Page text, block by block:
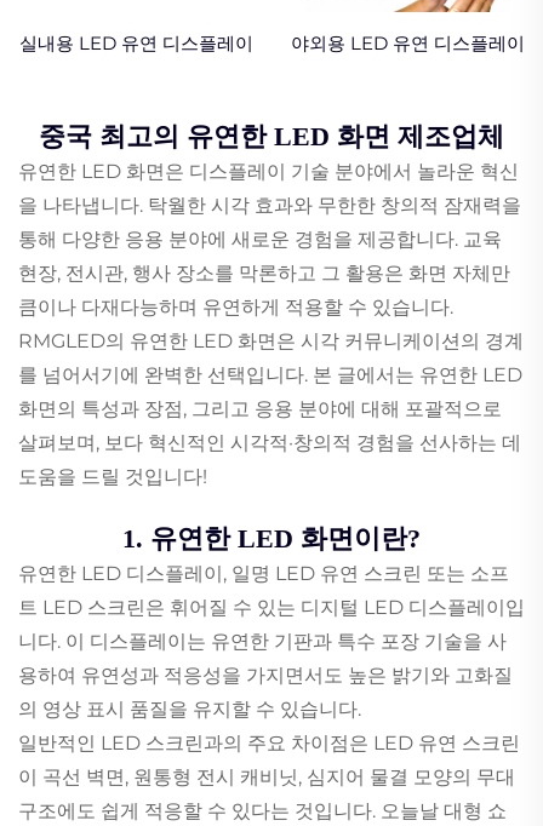
실내용 LED 유연 디스플레이 야외용 LED 유연 디스플레이
중국 최고의 유연한 LED 화면 제조업체
유연한 LED 화면은 디스플레이 기술 분야에서 놀라운 혁신
을 나타냅니다. 탁월한 시각 효과와 무한한 창의적 잠재력을
통해 다양한 응용 분야에 새로운 경험을 제공합니다. 교육
현장, 전시관, 행사 장소를 막론하고 그 활용은 화면 자체만
큼이나 다재다능하며 유연하게 적용할 수 있습니다.
RMGLED의 유연한 LED 화면은 시각 커뮤니케이션의 경계
를 넘어서기에 완벽한 선택입니다. 본 글에서는 유연한 LED
화면의 특성과 장점, 그리고 응용 분야에 대해 포괄적으로
살펴보며, 보다 혁신적인 시각적·창의적 경험을 선사하는 데
도움을 드릴 것입니다!
1. 유연한 LED 화면이란?
유연한 LED 디스플레이, 일명 LED 유연 스크린 또는 소프
트 LED 스크린은 휘어질 수 있는 디지털 LED 디스플레이입
니다. 이 디스플레이는 유연한 기판과 특수 포장 기술을 사
용하여 유연성과 적응성을 가지면서도 높은 밝기와 고화질
의 영상 표시 품질을 유지할 수 있습니다.
일반적인 LED 스크린과의 주요 차이점은 LED 유연 스크린
이 곡선 벽면, 원통형 전시 캐비닛, 심지어 물결 모양의 무대
구조에도 쉽게 적응할 수 있다는 것입니다. 오늘날 대형 쇼